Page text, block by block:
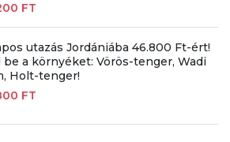
FT
utazás Jordániába 46.800 Ft-ért!
be a környéket: Vörös-tenger, Wadi
Holt-tenger!
FT